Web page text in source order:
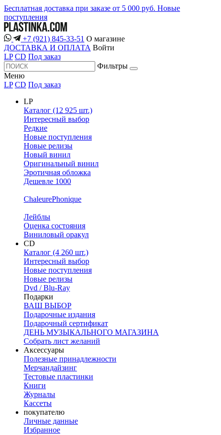
Бесплатная доставка при заказе от 5 000 руб. Новые
поступления
+7 (921) 845-33-51 О магазине
ДОСТАВКА И ОПЛАТА Войти
LP CD Под заказ
Фильтры
Меню
LP CD Под заказ
LP
Каталог (12 925 шт.)
Интересный выбор
Редкие
Новые поступления
Новые релизы
Новый винил
Оригинальный винил
Эротичная обложка
Дешевле 1000
ChaleurePhonique
Лейблы
Оценка состояния
Виниловый оракул
CD
Каталог (4 260 шт.)
Интересный выбор
Новые поступления
Новые релизы
Dvd / Blu-Ray
Подарки
ВАШ ВЫБОР
Подарочные издания
Подарочный сертификат
ДЕНЬ МУЗЫКАЛЬНОГО МАГАЗИНА
Собрать лист желаний
Аксессуары
Полезные принадлежности
Мерчандайзинг
Тестовые пластинки
Книги
Журналы
Кассеты
покупателю
Личные данные
Избранное